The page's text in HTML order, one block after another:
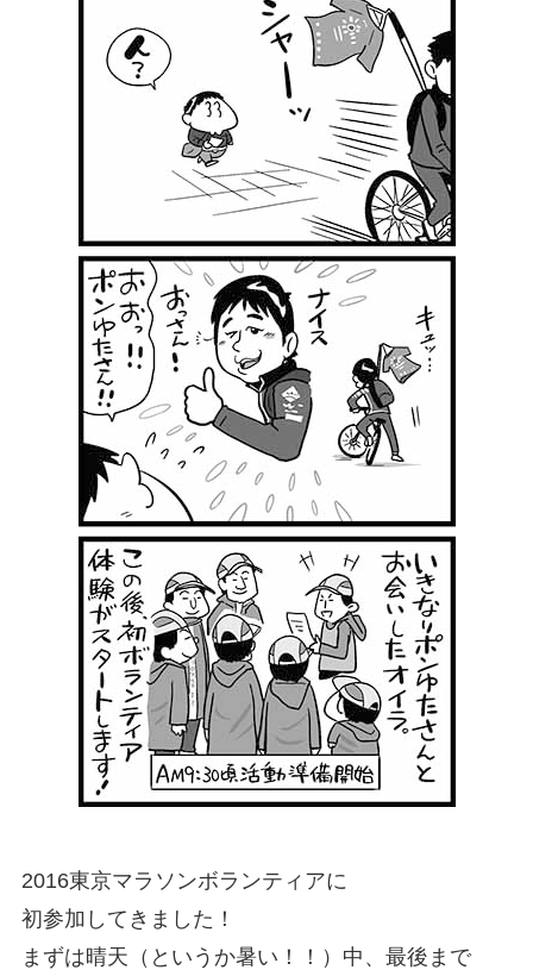
2016東京マラソンボランティアに
初参加してきました！
まずは晴天（というか暑い！！）中、最後まで